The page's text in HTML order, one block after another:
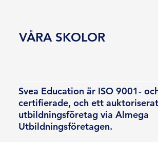
Svea Education är ISO 9001-
certifierade, och ett auktoriserat
utbildningsföretag via Almega
Utbildningsföretagen.
VÅRA SKOLOR